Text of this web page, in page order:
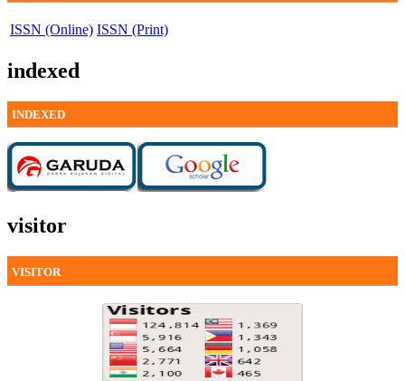
ISSN (Online) ISSN (Print)
indexed
INDEXED
visitor
VISITOR